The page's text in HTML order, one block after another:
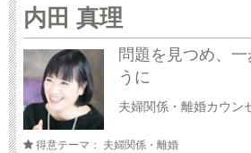
内田 真理
問題を見つめ、
うに
夫婦関係・離婚カウン
得意テーマ： 夫婦関係・離婚